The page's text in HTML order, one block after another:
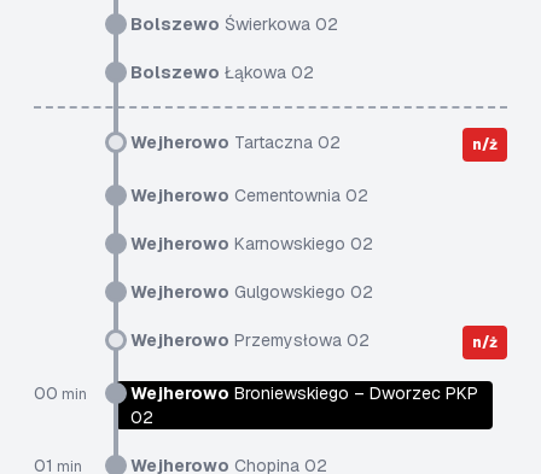
Bolszewo Świerkowa 02
Bolszewo Łąkowa 02
Wejherowo Tartaczna 02 n/ż
Wejherowo Cementownia 02
Wejherowo Karnowskiego 02
Wejherowo Gulgowskiego 02
Wejherowo Przemysłowa 02 n/ż
00 min Wejherowo Broniewskiego – Dworzec PKP
02
01 min Wejherowo Chopina 02